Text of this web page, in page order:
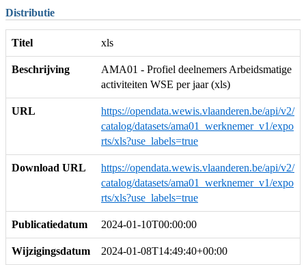
Distributie
Titel xls
Beschrijving
AMA01 - Profiel deelnemers Arbeidsmatige
activiteiten WSE per jaar (xls)
URL
https://opendata.wewis.vlaanderen.be/api/v2/
catalog/datasets/ama01_werknemer_v1/expo
rts/xls?use_labels=true
Download URL
https://opendata.wewis.vlaanderen.be/api/v2/
catalog/datasets/ama01_werknemer_v1/expo
rts/xls?use_labels=true
Publicatiedatum 2024-01-10T00:00:00
Wijzigingsdatum 2024-01-08T14:49:40+00:00